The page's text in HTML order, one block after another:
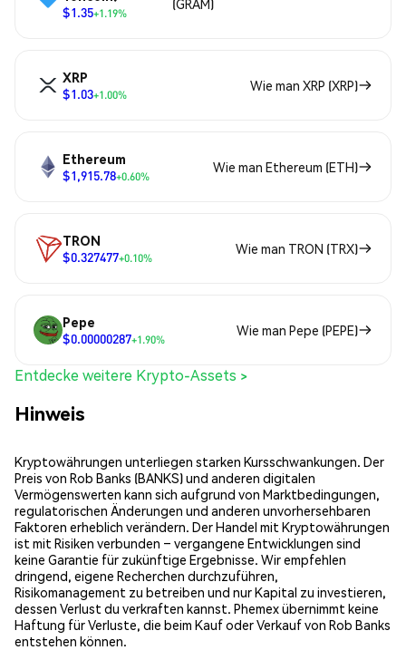
$1.35+1.19%
(GRAM)
XRP
$1.03+1.00%
Wie man XRP (XRP)
Ethereum
$1,915.78+0.60%
Wie man Ethereum (ETH)
TRON
$0.327477+0.10%
Wie man TRON (TRX)
Pepe
$0.00000287+1.90%
Wie man Pepe (PEPE)
Entdecke weitere Krypto-Assets >
Hinweis
Kryptowährungen unterliegen starken Kursschwankungen. Der
Preis von Rob Banks (BANKS) und anderen digitalen
Vermögenswerten kann sich aufgrund von Marktbedingungen,
regulatorischen Änderungen und anderen unvorhersehbaren
Faktoren erheblich verändern. Der Handel mit Kryptowährungen
ist mit Risiken verbunden – vergangene Entwicklungen sind
keine Garantie für zukünftige Ergebnisse. Wir empfehlen
dringend, eigene Recherchen durchzuführen,
Risikomanagement zu betreiben und nur Kapital zu investieren,
dessen Verlust du verkraften kannst. Phemex übernimmt keine
Haftung für Verluste, die beim Kauf oder Verkauf von Rob Banks
entstehen können.